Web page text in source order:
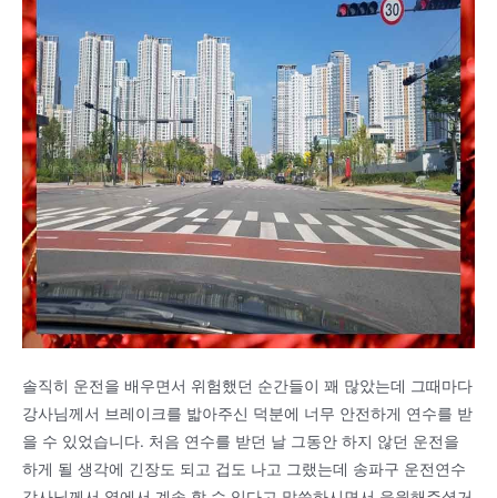
솔직히 운전을 배우면서 위험했던 순간들이 꽤 많았는데 그때마다
강사님께서 브레이크를 밟아주신 덕분에 너무 안전하게 연수를 받
을 수 있었습니다. 처음 연수를 받던 날 그동안 하지 않던 운전을
하게 될 생각에 긴장도 되고 겁도 나고 그랬는데 송파구 운전연수